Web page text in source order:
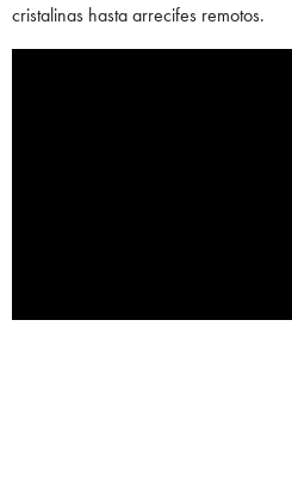
cristalinas hasta arrecifes remotos.